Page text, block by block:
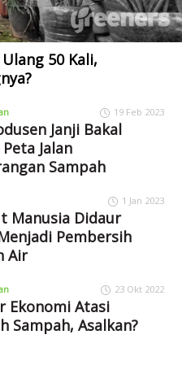
50 Kali,
19 Feb 2023
Janji Bakal
Jalan
Sampah
1 Jan 2023
Manusia Didaur
Pembersih
Air
23 Okt 2022
Ekonomi Atasi
Sampah, Asalkan?